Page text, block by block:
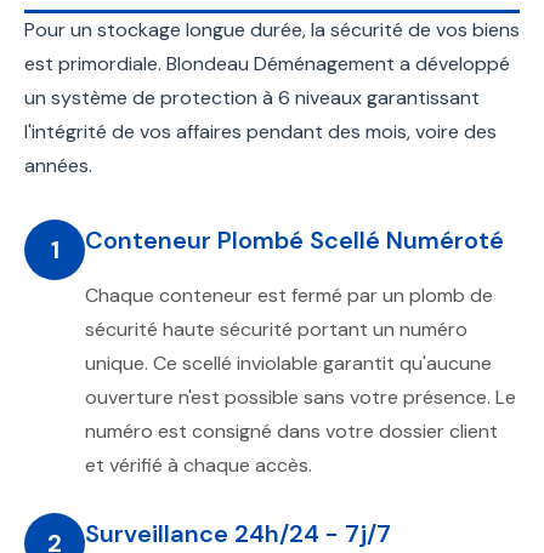
Pour un stockage longue durée, la sécurité de vos biens
est primordiale. Blondeau Déménagement a développé
un système de protection à 6 niveaux garantissant
l'intégrité de vos affaires pendant des mois, voire des
années.
1 Conteneur Plombé Scellé Numéroté
Chaque conteneur est fermé par un plomb de
sécurité haute sécurité portant un numéro
unique. Ce scellé inviolable garantit qu'aucune
ouverture n'est possible sans votre présence. Le
numéro est consigné dans votre dossier client
et vérifié à chaque accès.
2 Surveillance 24h/24 - 7j/7